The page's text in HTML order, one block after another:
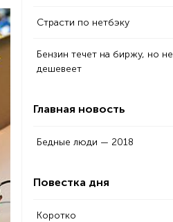
Страсти по нетбэку
Бензин течет на биржу, но не
дешевеет
Главная новость
Бедные люди — 2018
Повестка дня
Коротко